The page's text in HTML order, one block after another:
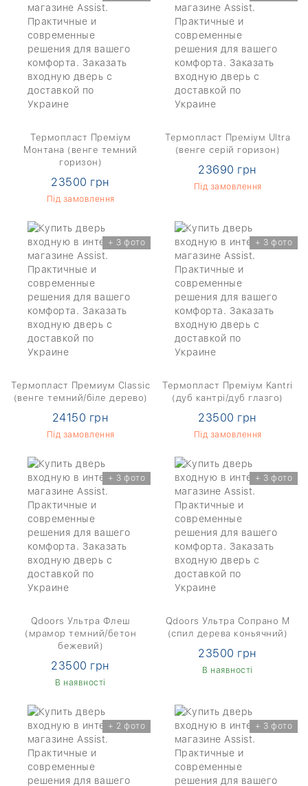
Термопласт Преміум
Монтана (венге темний
горизон)
23500 грн
Під замовлення
Термопласт Преміум Ultra
(венге серій горизон)
23690 грн
Під замовлення
+ 3 фото
Термопласт Премиум Classic
(венге темний/біле дерево)
24150 грн
Під замовлення
+ 3 фото
Термопласт Преміум Kantri
(дуб кантрі/дуб глазго)
23500 грн
Під замовлення
+ 3 фото
Qdoors Ультра Флеш
(мрамор темний/бетон
бежевий)
23500 грн
В наявності
+ 3 фото
Qdoors Ультра Сопрано М
(спил дерева коньячний)
23500 грн
В наявності
+ 2 фото + 3 фото